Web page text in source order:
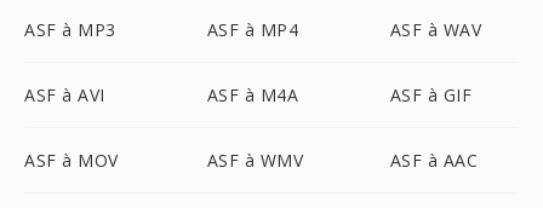
ASF à MP3 ASF à MP4 ASF à WAV
ASF à AVI ASF à M4A ASF à GIF
ASF à MOV ASF à WMV ASF à AAC